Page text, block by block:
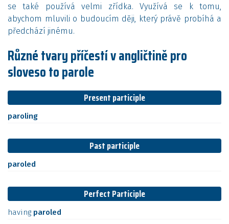
se také používá velmi zřídka. Využívá se k tomu,
abychom mluvili o budoucím ději, který právě probíhá a
předchází jinému.
Různé tvary příčestí v angličtině pro
sloveso to parole
Present participle
paroling
Past participle
paroled
Perfect Participle
having paroled